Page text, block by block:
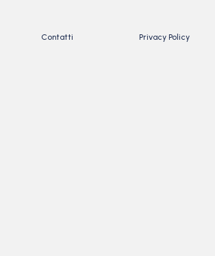
Contatti Privacy Policy